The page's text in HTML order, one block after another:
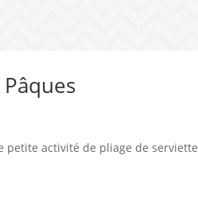
petite activité de pliage de serviette